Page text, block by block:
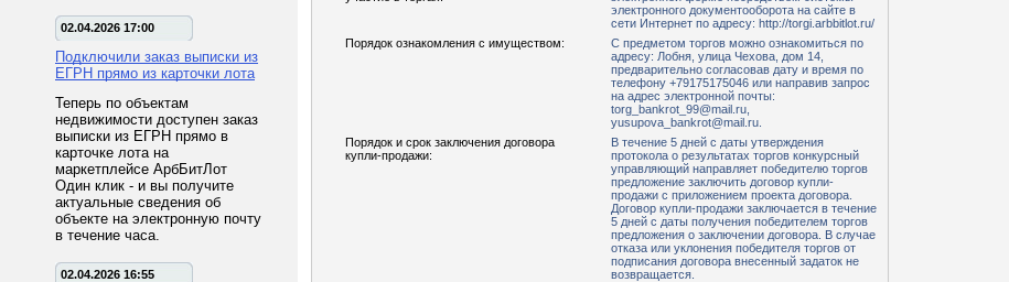
02.04.2026 17:00
Подключили заказ выписки из
ЕГРН прямо из карточки лота
Теперь по объектам
недвижимости доступен заказ
выписки из ЕГРН прямо в
карточке лота на
маркетплейсе АрбБитЛот
Один клик - и вы получите
актуальные сведения об
объекте на электронную почту
в течение часа.
02.04.2026 16:55
электронного документооборота на сайте в
сети Интернет по адресу: http://torgi.arbbitlot.ru/
Порядок ознакомления с имуществом:
С предметом торгов можно ознакомиться по
адресу: Лобня, улица Чехова, дом 14,
предварительно согласовав дату и время по
телефону +79175175046 или направив запрос
на адрес электронной почты:
torg_bankrot_99@mail.ru,
yusupova_bankrot@mail.ru.
Порядок и срок заключения договора
купли-продажи:
В течение 5 дней с даты утверждения
протокола о результатах торгов конкурсный
управляющий направляет победителю торгов
предложение заключить договор купли-
продажи с приложением проекта договора.
Договор купли-продажи заключается в течение
5 дней с даты получения победителем торгов
предложения о заключении договора. В случае
отказа или уклонения победителя торгов от
подписания договора внесенный задаток не
возвращается.